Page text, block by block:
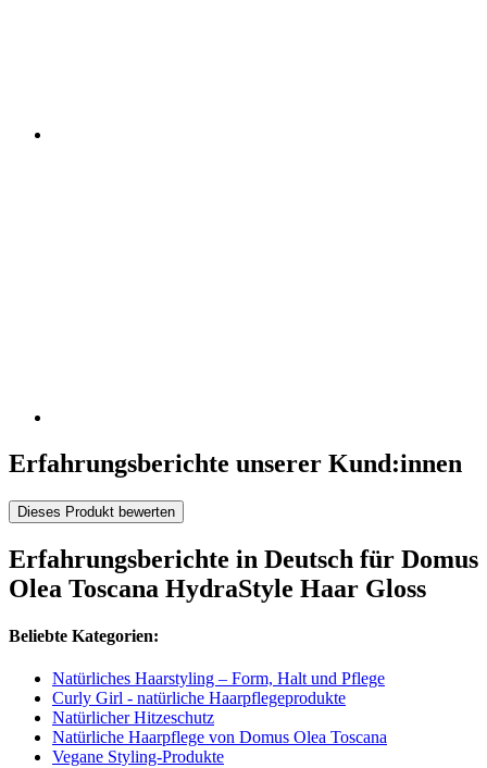
Erfahrungsberichte unserer Kund:innen
Dieses Produkt bewerten
Erfahrungsberichte in Deutsch für Domus
Olea Toscana HydraStyle Haar Gloss
Beliebte Kategorien:
Natürliches Haarstyling – Form, Halt und Pflege
Curly Girl - natürliche Haarpflegeprodukte
Natürlicher Hitzeschutz
Natürliche Haarpflege von Domus Olea Toscana
Vegane Styling-Produkte